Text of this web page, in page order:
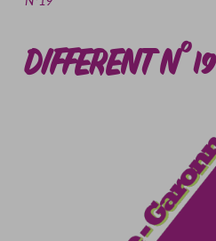
DIFFERENT N°19